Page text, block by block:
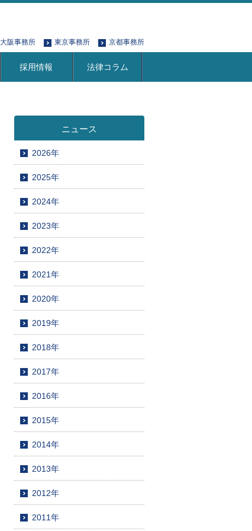
大阪事務所 東京事務所 京都事務所
採用情報 法律コラム
ニュース
2026年
2025年
2024年
2023年
2022年
2021年
2020年
2019年
2018年
2017年
2016年
2015年
2014年
2013年
2012年
2011年